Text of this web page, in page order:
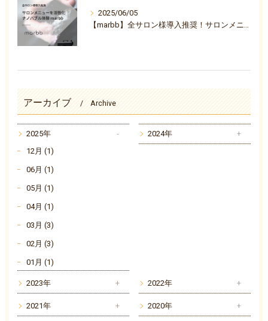
2025/06/05
アーカイブ Archive
2025年
12月 (1)
06月 (1)
05月 (1)
04月 (1)
03月 (3)
02月 (3)
01月 (1)
2024年
2023年 2022年
2021年 2020年